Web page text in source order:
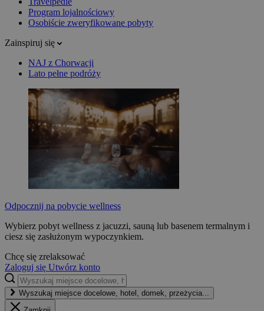
Program lojalnościowy
Osobiście zweryfikowane pobyty
Zainspiruj się
NAJ z Chorwacji
Lato pełne podróży
Odpocznij na pobycie wellness
Wybierz pobyt wellness z jacuzzi, sauną lub basenem termalnym i
ciesz się zasłużonym wypoczynkiem.
Chcę się zrelaksować
Zaloguj się Utwórz konto
Wyszukaj miejsce docelowe, hotel, domek, przeżycia...